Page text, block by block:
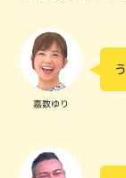
嘉数ゆり